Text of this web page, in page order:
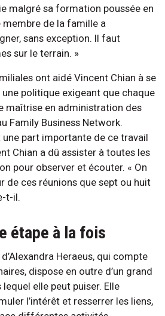
malgré sa formation poussée en
membre de la famille a
sans exception. Il faut
sur le terrain. »
ont aidé Vincent Chian à se
politique exigeant que chaque
maîtrise en administration des
Family Business Network.
une part importante de ce travail
Chian a dû assister à toutes les
pour observer et écouter. « On
de ces réunions que sept ou huit
t-il.
étape à la fois
Heraeus, qui compte
dispose en outre d’un grand
elle peut puiser. Elle
l’intérêt et resserrer les liens,